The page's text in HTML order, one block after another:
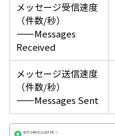
メッセージ受信速度
（件数/秒）
――Messages
Received
メッセージ送信速度
（件数/秒）
――Messages Sent